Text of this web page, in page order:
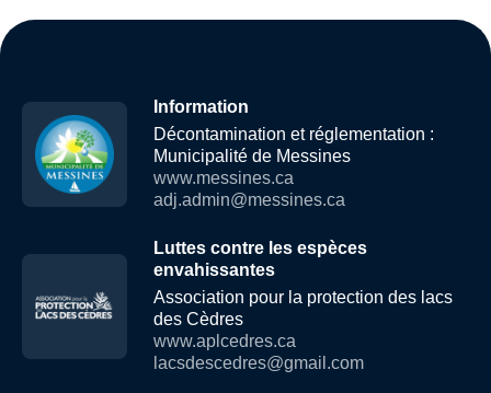
Information
Décontamination et réglementation :
Municipalité de Messines
www.messines.ca
adj.admin@messines.ca
Luttes contre les espèces
envahissantes
Association pour la protection des lacs
des Cèdres
www.aplcedres.ca
lacsdescedres@gmail.com